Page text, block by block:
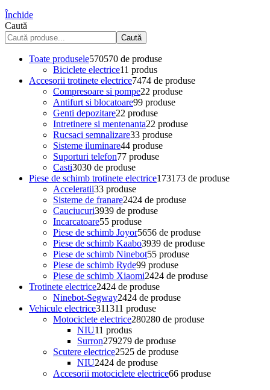
Închide
Caută
Caută
Toate produsele570570 de produse
Biciclete electrice11 produs
Accesorii trotinete electrice7474 de produse
Compresoare si pompe22 produse
Antifurt si blocatoare99 produse
Genti depozitare22 produse
Intretinere si mentenanta22 produse
Rucsaci semnalizare33 produse
Sisteme iluminare44 produse
Suporturi telefon77 produse
Casti3030 de produse
Piese de schimb trotinete electrice173173 de produse
Acceleratii33 produse
Sisteme de franare2424 de produse
Cauciucuri3939 de produse
Incarcatoare55 produse
Piese de schimb Joyor5656 de produse
Piese de schimb Kaabo3939 de produse
Piese de schimb Ninebot55 produse
Piese de schimb Ryde99 produse
Piese de schimb Xiaomi2424 de produse
Trotinete electrice2424 de produse
Ninebot-Segway2424 de produse
Vehicule electrice311311 produse
Motociclete electrice280280 de produse
NIU11 produs
Surron279279 de produse
Scutere electrice2525 de produse
NIU2424 de produse
Accesorii motociclete electrice66 produse